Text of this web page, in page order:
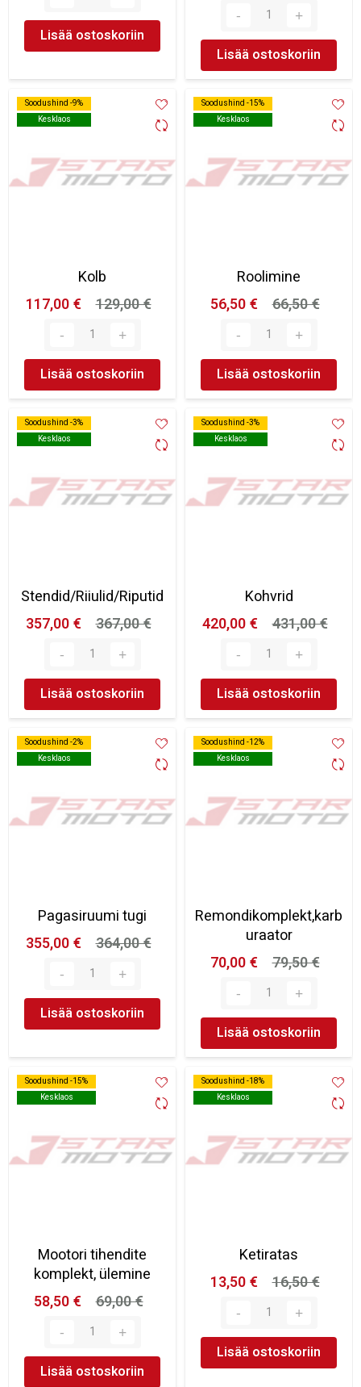
Lisää ostoskoriin
Lisää ostoskoriin
Soodushind -9%
Kesklaos
Soodushind -9%
Kesklaos
Kolb
117,00 €
129,00 €
Lisää ostoskoriin
Soodushind -15%
Kesklaos
Soodushind -15%
Kesklaos
Roolimine
56,50 €
66,50 €
Lisää ostoskoriin
Soodushind -3%
Kesklaos
Soodushind -3%
Kesklaos
Stendid/Riiulid/Riputid
357,00 €
367,00 €
Lisää ostoskoriin
Soodushind -3%
Kesklaos
Soodushind -3%
Kesklaos
Kohvrid
420,00 €
431,00 €
Lisää ostoskoriin
Soodushind -2%
Kesklaos
Soodushind -2%
Kesklaos
Pagasiruumi tugi
355,00 €
364,00 €
Lisää ostoskoriin
Soodushind -12%
Kesklaos
Soodushind -12%
Kesklaos
Remondikomplekt,karb
uraator
70,00 €
79,50 €
Lisää ostoskoriin
Soodushind -15%
Kesklaos
Soodushind -15%
Kesklaos
Mootori tihendite
komplekt, ülemine
58,50 €
69,00 €
Lisää ostoskoriin
Soodushind -18%
Kesklaos
Soodushind -18%
Kesklaos
Ketiratas
13,50 €
16,50 €
Lisää ostoskoriin